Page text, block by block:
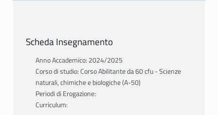
Scheda Insegnamento
Anno Accademico: 2024/2025
Corso di studio: Corso Abilitante da 60 cfu - Scienze
naturali, chimiche e biologiche (A-50)
Periodi di Erogazione:
Curriculum: